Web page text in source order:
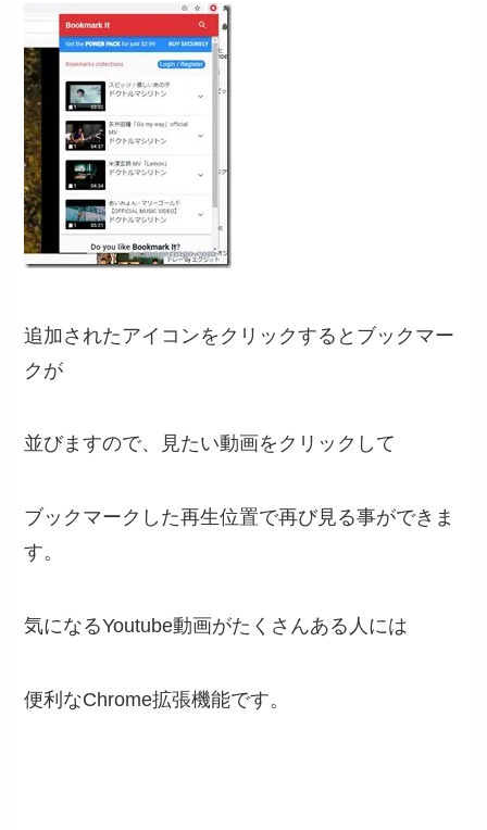
追加されたアイコンをクリックするとブックマー
クが
並びますので、見たい動画をクリックして
ブックマークした再生位置で再び見る事ができま
す。
気になるYoutube動画がたくさんある人には
便利なChrome拡張機能です。